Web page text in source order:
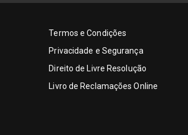
Termos e Condições
Privacidade e Segurança
Direito de Livre Resolução
Livro de Reclamações Online